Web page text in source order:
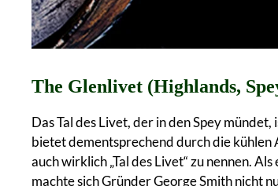
The Glenlivet (Highlands,
Das Tal des Livet, der in den Spey
bietet dementsprechend durch die kühlen
auch wirklich „Tal des Livet“ zu nennen.
machte sich Gründer George Smith nicht